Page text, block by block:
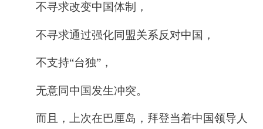
不寻求改变中国体制，
不寻求通过强化同盟关系反对中国，
不支持“台独”，
无意同中国发生冲突。
而且，上次在巴厘岛，拜登当着中国领导人